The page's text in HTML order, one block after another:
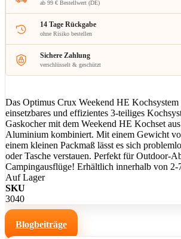
ab 99 € Bestellwert (DE)
14 Tage Rückgabe
ohne Risiko bestellen
Sichere Zahlung
verschlüsselt & geschützt
Das Optimus Crux Weekend HE
einsetzbares und effizientes 3-teiliges
Gaskocher mit dem Weekend HE Kochset
Aluminium kombiniert. Mit einem Gewicht
einem kleinen Packmaß lässt es sich
oder Tasche verstauen. Perfekt für Outdoor-
Campingausflüge! Erhältlich innerhalb von 2-
Auf Lager
SKU
3040
Blogbeiträge